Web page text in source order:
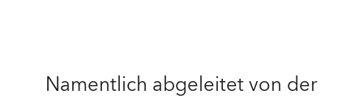
Namentlich abgeleitet von der